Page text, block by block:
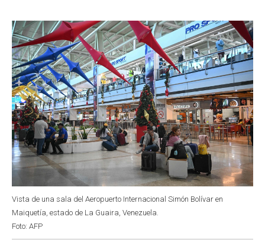
k
p
n
Vista de una sala del Aeropuerto Internacional Simón Bolívar en
Maiquetía, estado de La Guaira, Venezuela.
Foto: AFP